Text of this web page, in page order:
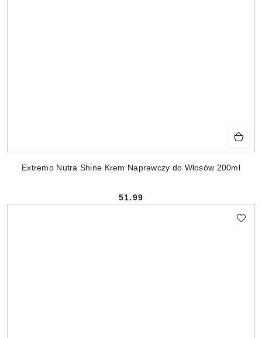
Extremo Nutra Shine Krem Naprawczy do Włosów 200ml
Cena:
51.99